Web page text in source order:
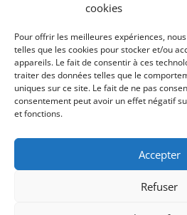
cookies
Pour offrir les meilleures expériences,
telles que les cookies pour stocker et/ou
appareils. Le fait de consentir à ces
traiter des données telles que le
uniques sur ce site. Le fait de ne pas
consentement peut avoir un effet négatif
et fonctions.
Accepter
Refuser
6 + 5=